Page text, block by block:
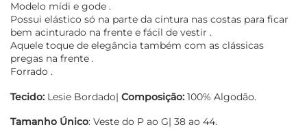
Modelo mídi e gode .
Possui elástico só na parte da cintura nas costas para ficar
bem acinturado na frente e fácil de vestir .
Aquele toque de elegância também com as clássicas
pregas na frente .
Forrado .
Tecido: Lesie Bordado| Composição: 100% Algodão.
Tamanho Único: Veste do P ao G| 38 ao 44.